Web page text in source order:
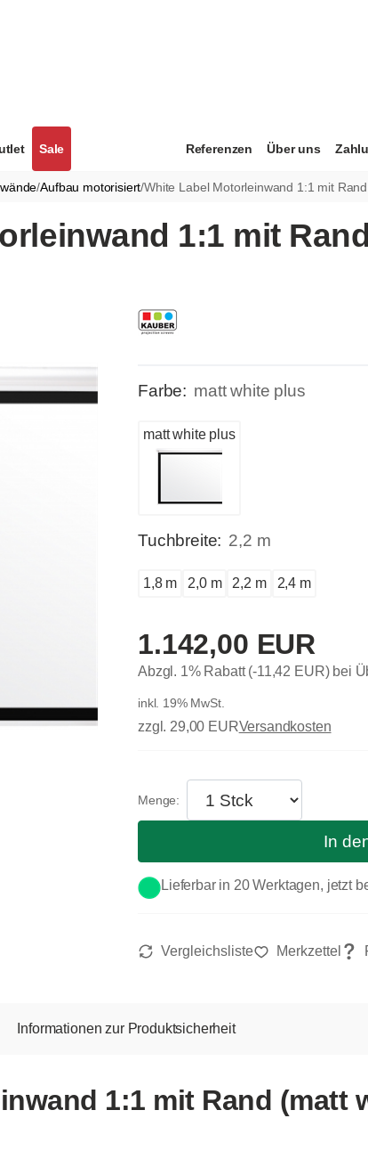
Sale Referenzen Über uns
/Aufbau motorisiert/White Label Motorleinwand 1:1 mit Rand
1:1 mit
Farbe: matt white plus
matt white plus
Tuchbreite: 2,2 m
1,8 m 2,0 m 2,2 m 2,4 m
1.142,00 EUR
Abzgl. 1% Rabatt (-11,42 EUR) bei
inkl. 19% MwSt.
zzgl. 29,00 EURVersandkosten
Lieferbar in 20 Werktagen, jetzt
In
Informationen zur Produktsicherheit
1:1 mit Rand (matt